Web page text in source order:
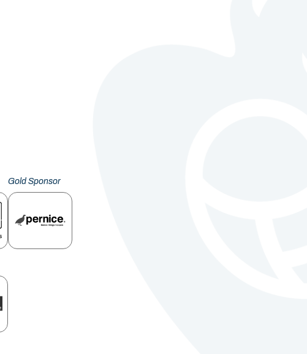
Gold Sponsor